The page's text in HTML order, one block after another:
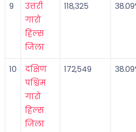
9
उत्तरी
गारो
हिल्स
जिला
118,325
10
दक्षिण
पश्चिम
गारो
हिल्स
जिला
172,549